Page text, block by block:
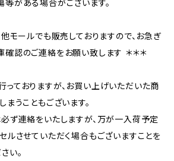
がある場合がございます。
モールでも販売しておりますので、お急ぎ
認のご連絡をお願い致します ＊＊＊
ておりますが、お買い上げいただいた商
まうこともございます。
ず連絡をいたしますが、万が一入荷予定
ルさせていただく場合もございますことを
い。